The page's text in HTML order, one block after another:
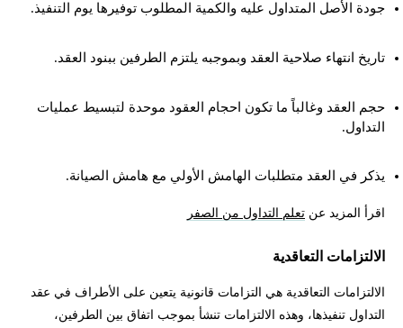
جودة الأصل المتداول عليه والكمية المطلوب توفيرها يوم التنفيذ.
تاريخ انتهاء صلاحية العقد وبموجبه يلتزم الطرفين ببنود العقد.
حجم العقد وغالباً ما تكون احجام العقود موحدة لتبسيط عمليات
التداول.
يذكر في العقد متطلبات الهامش الأولي مع هامش الصيانة.
اقرأ المزيد عن تعلم التداول من الصفر
الالتزامات التعاقدية
الالتزامات التعاقدية هي التزامات قانونية يتعين على الأطراف في عقد
التداول تنفيذها، وهذه الالتزامات تنشأ بموجب اتفاق بين الطرفين،